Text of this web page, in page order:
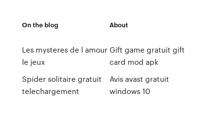
On the blog
Les mysteres de l amour
le jeux
Spider solitaire gratuit
telechargement
About
Gift game gratuit gift
card mod apk
Avis avast gratuit
windows 10